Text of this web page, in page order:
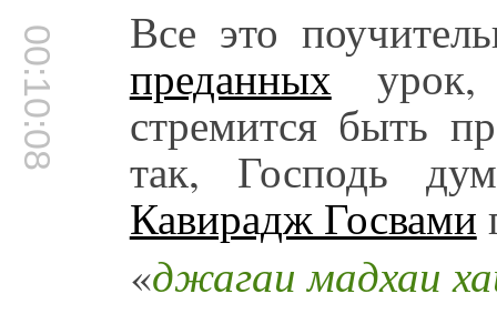
00:10:08 Все это
преданных
стремится быть
так, Господь
Кавирадж Госвами
«джагаи мадхаи